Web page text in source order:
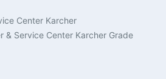
Center Karcher
& Service Center Karcher Grade